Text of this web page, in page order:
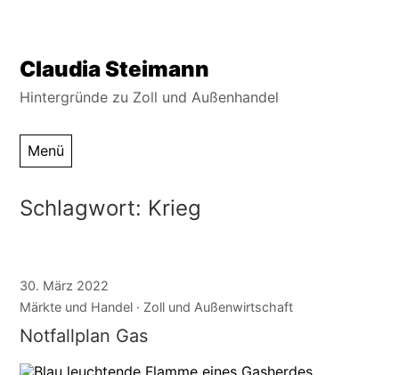
Zum
Inhalt
springen
Claudia Steimann
Hintergründe zu Zoll und Außenhandel
Menü
Schlagwort: Krieg
30. März 2022
Märkte und Handel
Zoll und Außenwirtschaft
Notfallplan Gas